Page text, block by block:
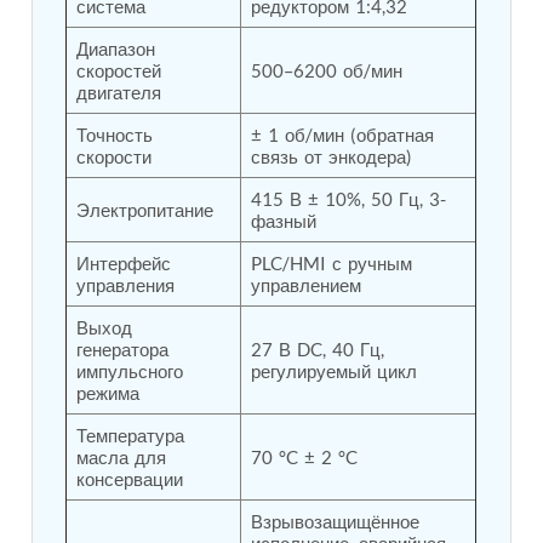
Program
Advanced Life Support Oxygen Test Bench for Pilot
Safety Systems
Aerospace Fuel Supply System
Nitrogen Cylinder Manifold Cum Pressure Control
System
Engine Test Cell Data Acquisition System
High Pressure Air Compressor Test Stand
Electrical & Hydraulic System for the Side Gear
Box (LH & RH) Test Rig
Aircraft Servo Valve Hydraulic Test Equipment
Hydro-Gas Suspension (HSU) Validation System
Aircraft Aggregate Flushing Rig
LP Shaft Torsion Fatigue Testing Machine
Integrated Aircraft Hydraulic Reservoir, Intensifier
& Control Module
Water Leak Testing System for Standard and Broad-
Gauge Rolling Stock
Aircraft Electro-Hydraulic Multi-Channel Power
Drive Loading Rig
Aircraft Arresting Gear (AAG) system
Missile Canister Transportation Module
Multi-Port Flow Divider Test Bench
система
редуктором 1:4,32
Диапазон
скоростей
двигателя
500–6200 об/мин
Точность
скорости
± 1 об/мин (обратная
связь от энкодера)
Электропитание
415 В ± 10%, 50 Гц, 3-
фазный
Интерфейс
управления
PLC/HMI с ручным
управлением
Выход
генератора
импульсного
режима
27 В DC, 40 Гц,
регулируемый цикл
Температура
масла для
консервации
70 °C ± 2 °C
Взрывозащищённое